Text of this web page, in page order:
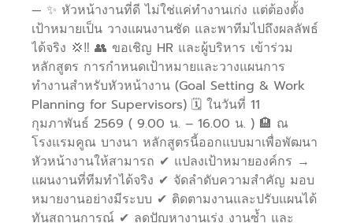
— ✨ หัวหน้างานที่ดี ไม่ใช่แค่ทำงานเก่ง แต่ต้องตั้ง
เป้าหมายเป็น วางแผนงานชัด และพาทีมไปถึงผลลัพธ์
ได้จริง 💢‼️ 👥 ขอเชิญ HR และผู้บริหาร เข้าร่วม
หลักสูตร การกำหนดเป้าหมายและวางแผนการ
ทำงานสำหรับหัวหน้างาน (Goal Setting & Work
Planning for Supervisors) 🗓️ ในวันที่ 11
กุมภาพันธ์ 2569 ( 9.00 น. – 16.00 น. ) 🏨 ณ
โรงแรมคูณ บางนา หลักสูตรนี้ออกแบบมาเพื่อพัฒนา
หัวหน้างานให้สามารถ ✔ แปลงเป้าหมายองค์กร →
แผนงานที่ทีมทำได้จริง ✔ จัดลำดับความสำคัญ มอบ
หมายงานอย่างมีระบบ ✔ ติดตามงานและปรับแผนได้
ทันสถานการณ์ ✔ ลดปัญหางานเร่ง งานซ้ำ และ